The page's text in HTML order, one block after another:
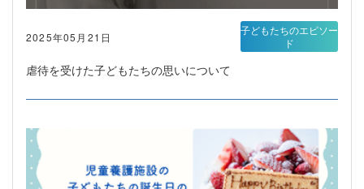
2025年05月21日
虐待を受けた子どもたちの思いについて
子どもたちのエピソー
ド